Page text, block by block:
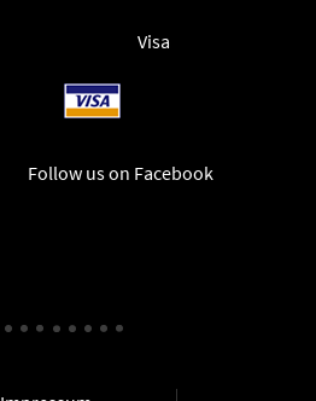
Visa
Follow us on Facebook